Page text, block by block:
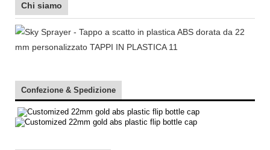
Chi siamo
Confezione & Spedizione